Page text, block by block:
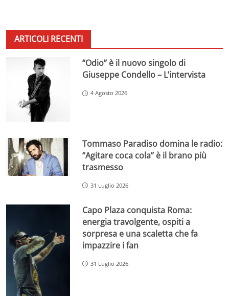
ARTICOLI RECENTI
“Odio” è il nuovo singolo di
Giuseppe Condello – L’intervista
4 Agosto 2026
Tommaso Paradiso domina le radio:
“Agitare coca cola” è il brano più
trasmesso
31 Luglio 2026
Capo Plaza conquista Roma:
energia travolgente, ospiti a
sorpresa e una scaletta che fa
impazzire i fan
31 Luglio 2026